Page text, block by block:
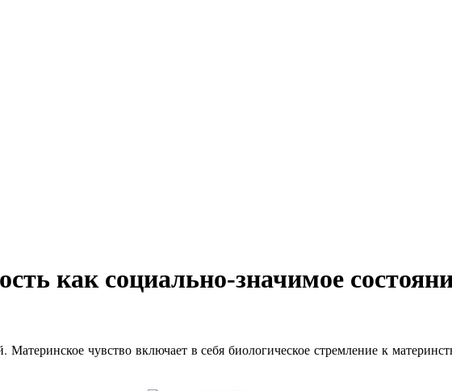
как социально-значимое
чувство включает в себя биологическое стремление к